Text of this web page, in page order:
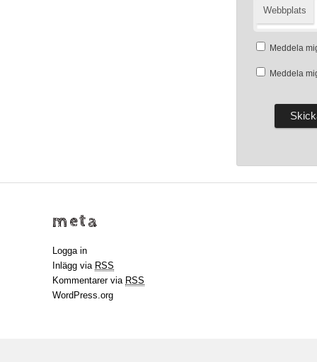
Webbplats
Meddela
Meddela
meta
Logga in
Inlägg via RSS
Kommentarer via RSS
WordPress.org